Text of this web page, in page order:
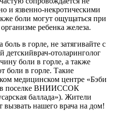
и язвенно-некротическими
боли могут ощущаться при
ребенка железа.
в горле, не затягивайте с
отоларинголог
боли в горле, а также
боли в горле. Такие
медицинском центре «Бэби
в поселке ВНИИССОК
баллада»). Жители
нашего врача на дом!